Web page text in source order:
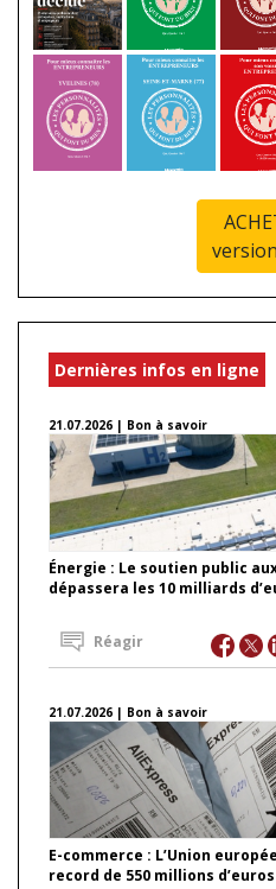
Dernières infos en ligne
21.07.2026 | Bon à savoir
Énergie : Le soutien public
dépassera les 10 milliards
Réagir
21.07.2026 | Bon à savoir
E-commerce : L’Union
record de 550 millions